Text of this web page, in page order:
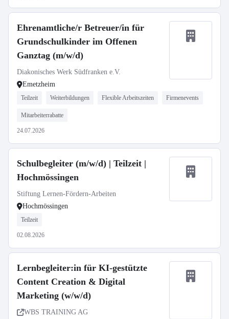
Ehrenamtliche/r Betreuer/in für
Grundschulkinder im Offenen
Ganztag (m/w/d)
Diakonisches Werk Südfranken e.V.
Emetzheim
Teilzeit Weiterbildungen Flexible Arbeitszeiten Firmenevents
Mitarbeiterrabatte
24.07.2026
Schulbegleiter (m/w/d) | Teilzeit |
Hochmössingen
Stiftung Lernen-Fördern-Arbeiten
Hochmössingen
Teilzeit
02.08.2026
Lernbegleiter:in für KI-gestützte
Content Creation & Digital
Marketing (w/w/d)
WBS TRAINING AG